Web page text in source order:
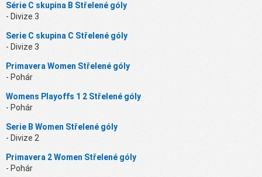
Série C skupina B Střelené góly
- Divize 3
Serie C skupina C Střelené góly
- Divize 3
Primavera Women Střelené góly
- Pohár
Womens Playoffs 1 2 Střelené góly
- Pohár
Serie B Women Střelené góly
- Divize 2
Primavera 2 Women Střelené góly
- Pohár